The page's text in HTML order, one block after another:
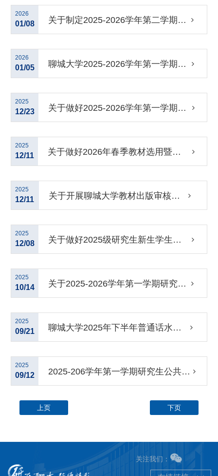
生授课工作的通知
2026
01/08 关于制定2025-2026学年第二学期研
究生教学计划的通知
2026
01/05 聊城大学2025-2026学年第一学期研
究生期末考核工作安排
2025
12/23 关于做好2025-2026学年第一学期研
究生期末考核工作的通知
2025
12/11 关于做好2026年春季教材选用暨
2025年秋季教材验收工作的通知
2025
12/11 关于开展聊城大学教材出版审核的
通知
2025
12/08 关于做好2025级研究生新生学生证
发放及补办学生证的通知
2025
10/14 关于2025-2026学年第一学期研究生
线上课程的开课通知
2025
09/21 聊城大学2025年下半年普通话水平
测试报名通知
2025
09/12 2025-206学年第一学期研究生公共
课、各学院专业课教学计划、分班安
上页 下页
关注我们：